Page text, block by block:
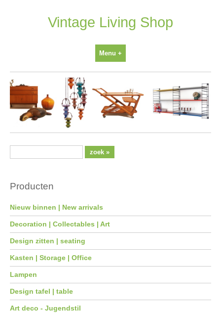
Vintage Living Shop
Menu +
Producten
Nieuw binnen | New arrivals
Decoration | Collectables | Art
Design zitten | seating
Kasten | Storage | Office
Lampen
Design tafel | table
Art deco - Jugendstil